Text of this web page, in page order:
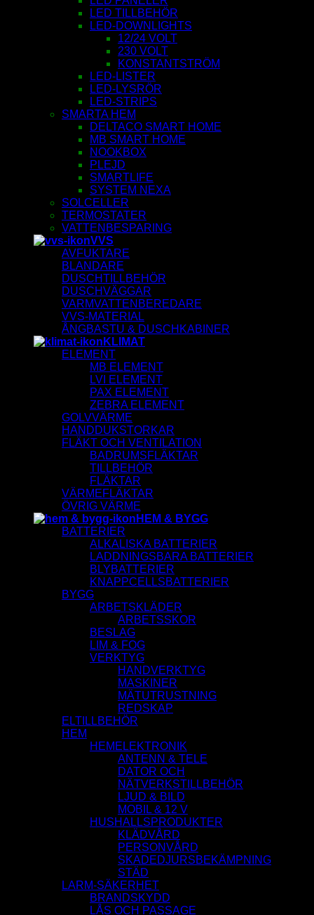
LED TILLBEHÖR
LED-DOWNLIGHTS
12/24 VOLT
230 VOLT
KONSTANTSTRÖM
LED-LISTER
LED-LYSRÖR
LED-STRIPS
SMARTA HEM
DELTACO SMART HOME
MB SMART HOME
NOOKBOX
PLEJD
SMARTLIFE
SYSTEM NEXA
SOLCELLER
TERMOSTATER
VATTENBESPARING
VVS
AVFUKTARE
BLANDARE
DUSCHTILLBEHÖR
DUSCHVÄGGAR
VARMVATTENBEREDARE
VVS-MATERIAL
ÅNGBASTU & DUSCHKABINER
KLIMAT
ELEMENT
MB ELEMENT
LVI ELEMENT
PAX ELEMENT
ZEBRA ELEMENT
GOLVVÄRME
HANDDUKSTORKAR
FLÄKT OCH VENTILATION
BADRUMSFLÄKTAR
TILLBEHÖR
FLÄKTAR
VÄRMEFLÄKTAR
ÖVRIG VÄRME
HEM & BYGG
BATTERIER
ALKALISKA BATTERIER
LADDNINGSBARA BATTERIER
BLYBATTERIER
KNAPPCELLSBATTERIER
BYGG
ARBETSKLÄDER
ARBETSSKOR
BESLAG
LIM & FOG
VERKTYG
HANDVERKTYG
MASKINER
MÄTUTRUSTNING
REDSKAP
ELTILLBEHÖR
HEM
HEMELEKTRONIK
ANTENN & TELE
DATOR OCH
NÄTVERKSTILLBEHÖR
LJUD & BILD
MOBIL & 12 V
HUSHALLSPRODUKTER
KLÄDVÅRD
PERSONVÅRD
SKADEDJURSBEKÄMPNING
STÄD
LARM-SÄKERHET
BRANDSKYDD
LÅS OCH PASSAGE